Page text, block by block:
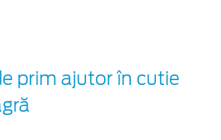
prim ajutor în cutie